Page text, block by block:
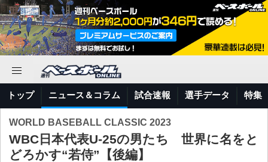
トップ ニュース＆コラム 試合速報 選手データ 特集
WORLD BASEBALL CLASSIC 2023
WBC日本代表U-25の男たち 世界に名をと
どろかす“若侍”【後編】